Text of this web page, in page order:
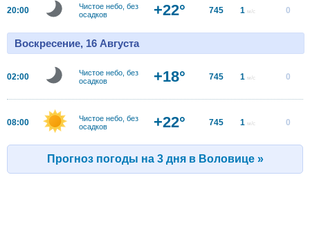
20:00
Чистое небо, без
осадков
+22° 745 1 м/с 0
Воскресение, 16 Августа
02:00
Чистое небо, без
осадков
+18° 745 1 м/с 0
08:00
Чистое небо, без
осадков
+22° 745 1 м/с 0
Прогноз погоды на 3 дня в Воловице »